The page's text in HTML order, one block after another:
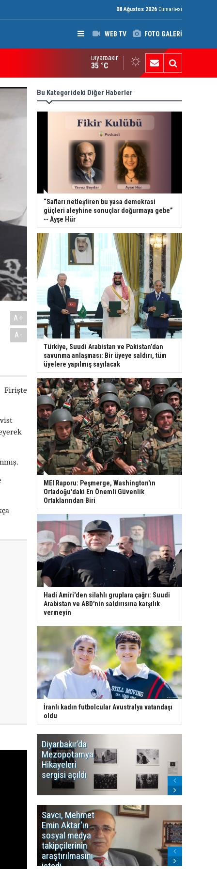
08 Ağustos 2026 Cumartesi
WEB TV FOTO GALERİ
Raporu: Peşmerge, Washington'ın Ortadoğu'daki En Önemli
Diyarbakır
35 °C
A+
A-
Firişte
Bu Kategorideki Diğer Haberler
“Safları netleştiren bu yasa demokrasi
güçleri aleyhine sonuçlar doğurmaya gebe”
-- Ayşe Hür
Türkiye, Suudi Arabistan ve Pakistan’dan
savunma anlaşması: Bir üyeye saldırı, tüm
üyelere yapılmış sayılacak
MEI Raporu: Peşmerge, Washington'ın
Ortadoğu'daki En Önemli Güvenlik
Ortaklarından Biri
Hadi Amiri'den silahlı gruplara çağrı: Suudi
Arabistan ve ABD'nin saldırısına karşılık
vermeyin
İranlı kadın futbolcular Avustralya vatandaşı
oldu
Diyarbakır’da
Mezopotamya
Hikayeleri
sergisi açıldı
Savcı, Mehmet
Emin Aktar'ın
sosyal medya
takipçilerinin
araştırılmasını
istedi